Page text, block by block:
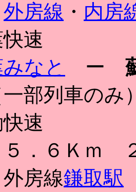
外房線 ・ 内房
速
なと
ー
部列車のみ
速
５．６Ｋｍ
房線鎌取駅